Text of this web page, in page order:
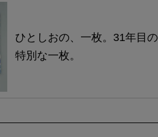
ひとしおの、一枚。31年目の
特別な一枚。